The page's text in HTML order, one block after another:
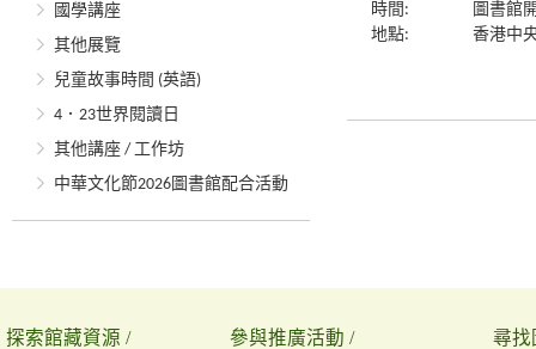
國學講座
其他展覽
兒童故事時間 (英語)
4．23世界閱讀日
其他講座 / 工作坊
中華文化節2026圖書館配合活動
時間:
圖書館
地點:
香港中
探索館藏資源 / 參與推廣活動 / 尋找